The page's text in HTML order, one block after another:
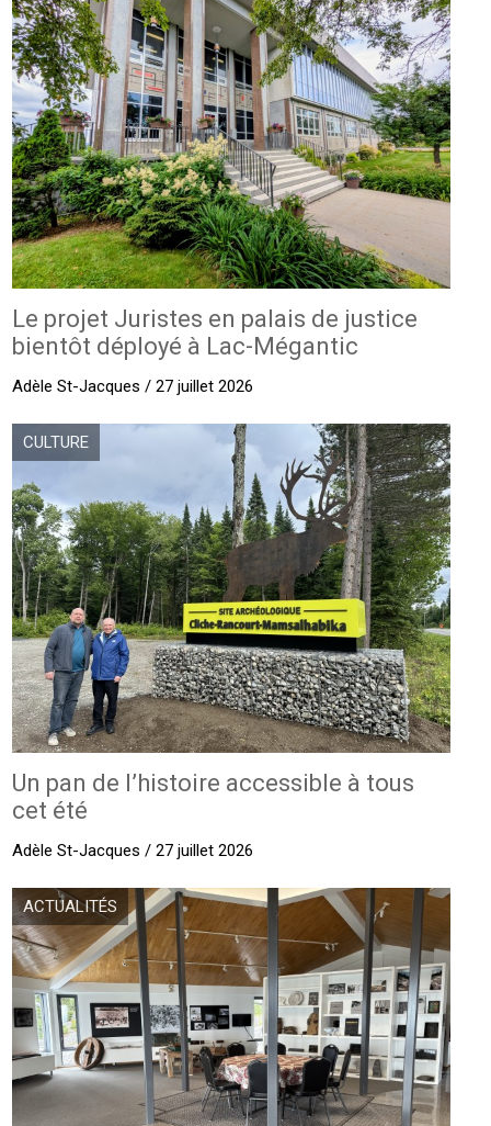
Le projet Juristes en palais de justice
bientôt déployé à Lac-Mégantic
Adèle St-Jacques / 27 juillet 2026
CULTURE
Un pan de l’histoire accessible à tous
cet été
Adèle St-Jacques / 27 juillet 2026
ACTUALITÉS